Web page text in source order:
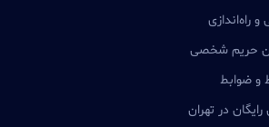
و راه‌اندازی
حریم شخصی
و ضوابط
رایگان در تهران